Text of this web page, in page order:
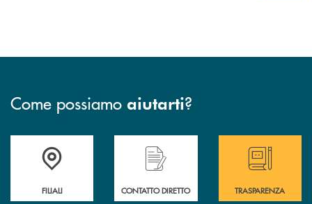
Come possiamo aiutarti?
Trova la filiale più vicina a te
FILIALI
Hai bisogno di assistenza immediata ?
CONTATTO DIRETTO
Hai bisogno di
TRASPARENZA